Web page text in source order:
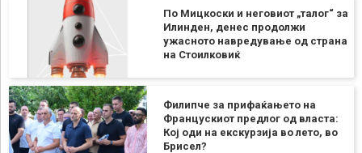
По Мицкоски и неговиот „талог“ за
Илинден, денес продолжи
ужасното навредување од страна
на Стоилковиќ
Филипче за прифаќањето на
Францускиот предлог од власта:
Кој оди на екскурзија во лето, во
Брисел?